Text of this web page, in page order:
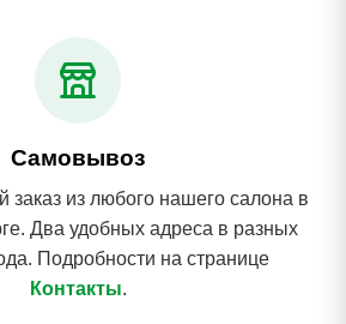
Самовывоз
заказ из любого нашего салона в
Два удобных адреса в разных
Подробности на странице
Контакты.